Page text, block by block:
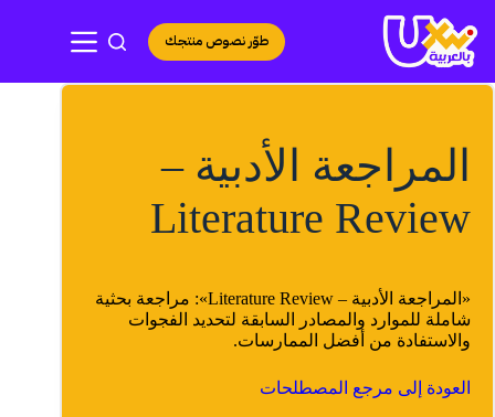
إلى
المحتوى
طوّر نصوص منتجك
المراجعة الأدبية –
Literature Review
«المراجعة الأدبية – Literature Review»: مراجعة بحثية
شاملة للموارد والمصادر السابقة لتحديد الفجوات
والاستفادة من أفضل الممارسات.
العودة إلى مرجع المصطلحات